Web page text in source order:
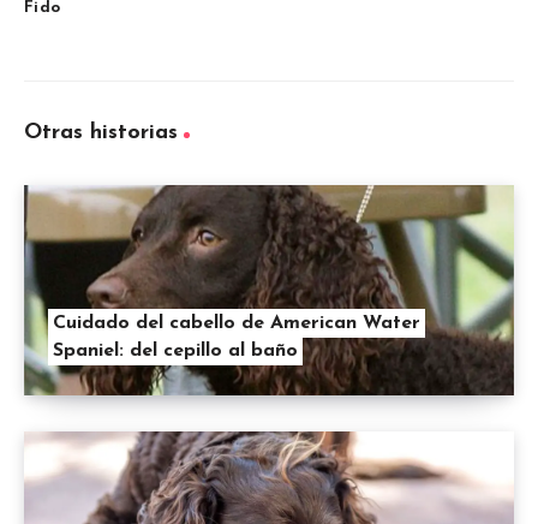
Fido
Otras historias
Cuidado del cabello de American Water
Spaniel: del cepillo al baño